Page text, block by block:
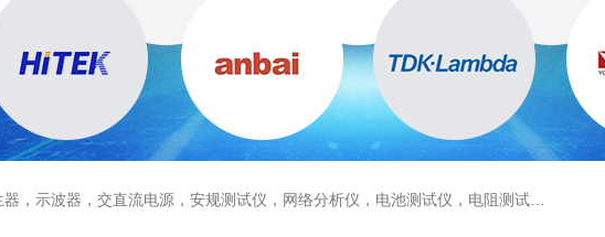
波器，交直流电源，安规测试仪，网络分析仪，电池测试仪，电阻测试仪，数据采集仪